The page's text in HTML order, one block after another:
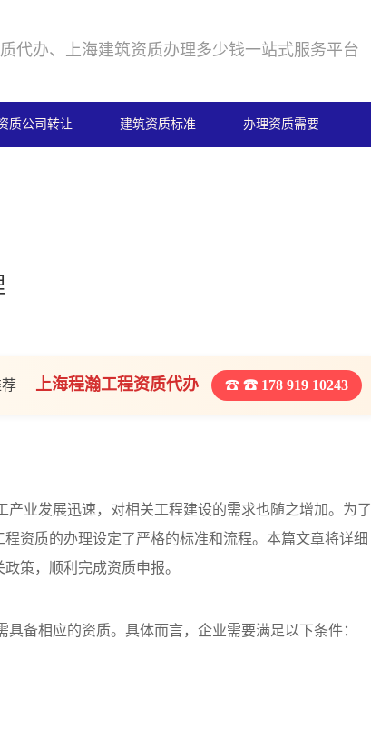
质代办、上海建筑资质办理多少钱一站式服务平台
质公司转让 建筑资质标准 办理资质需要
上海程瀚工程资质代办 ☎ 178 919 10243
业发展迅速，对相关工程建设的需求也随之增加。为了
资质的办理设定了严格的标准和流程。本篇文章将详细
策，顺利完成资质申报。
备相应的资质。具体而言，企业需要满足以下条件：